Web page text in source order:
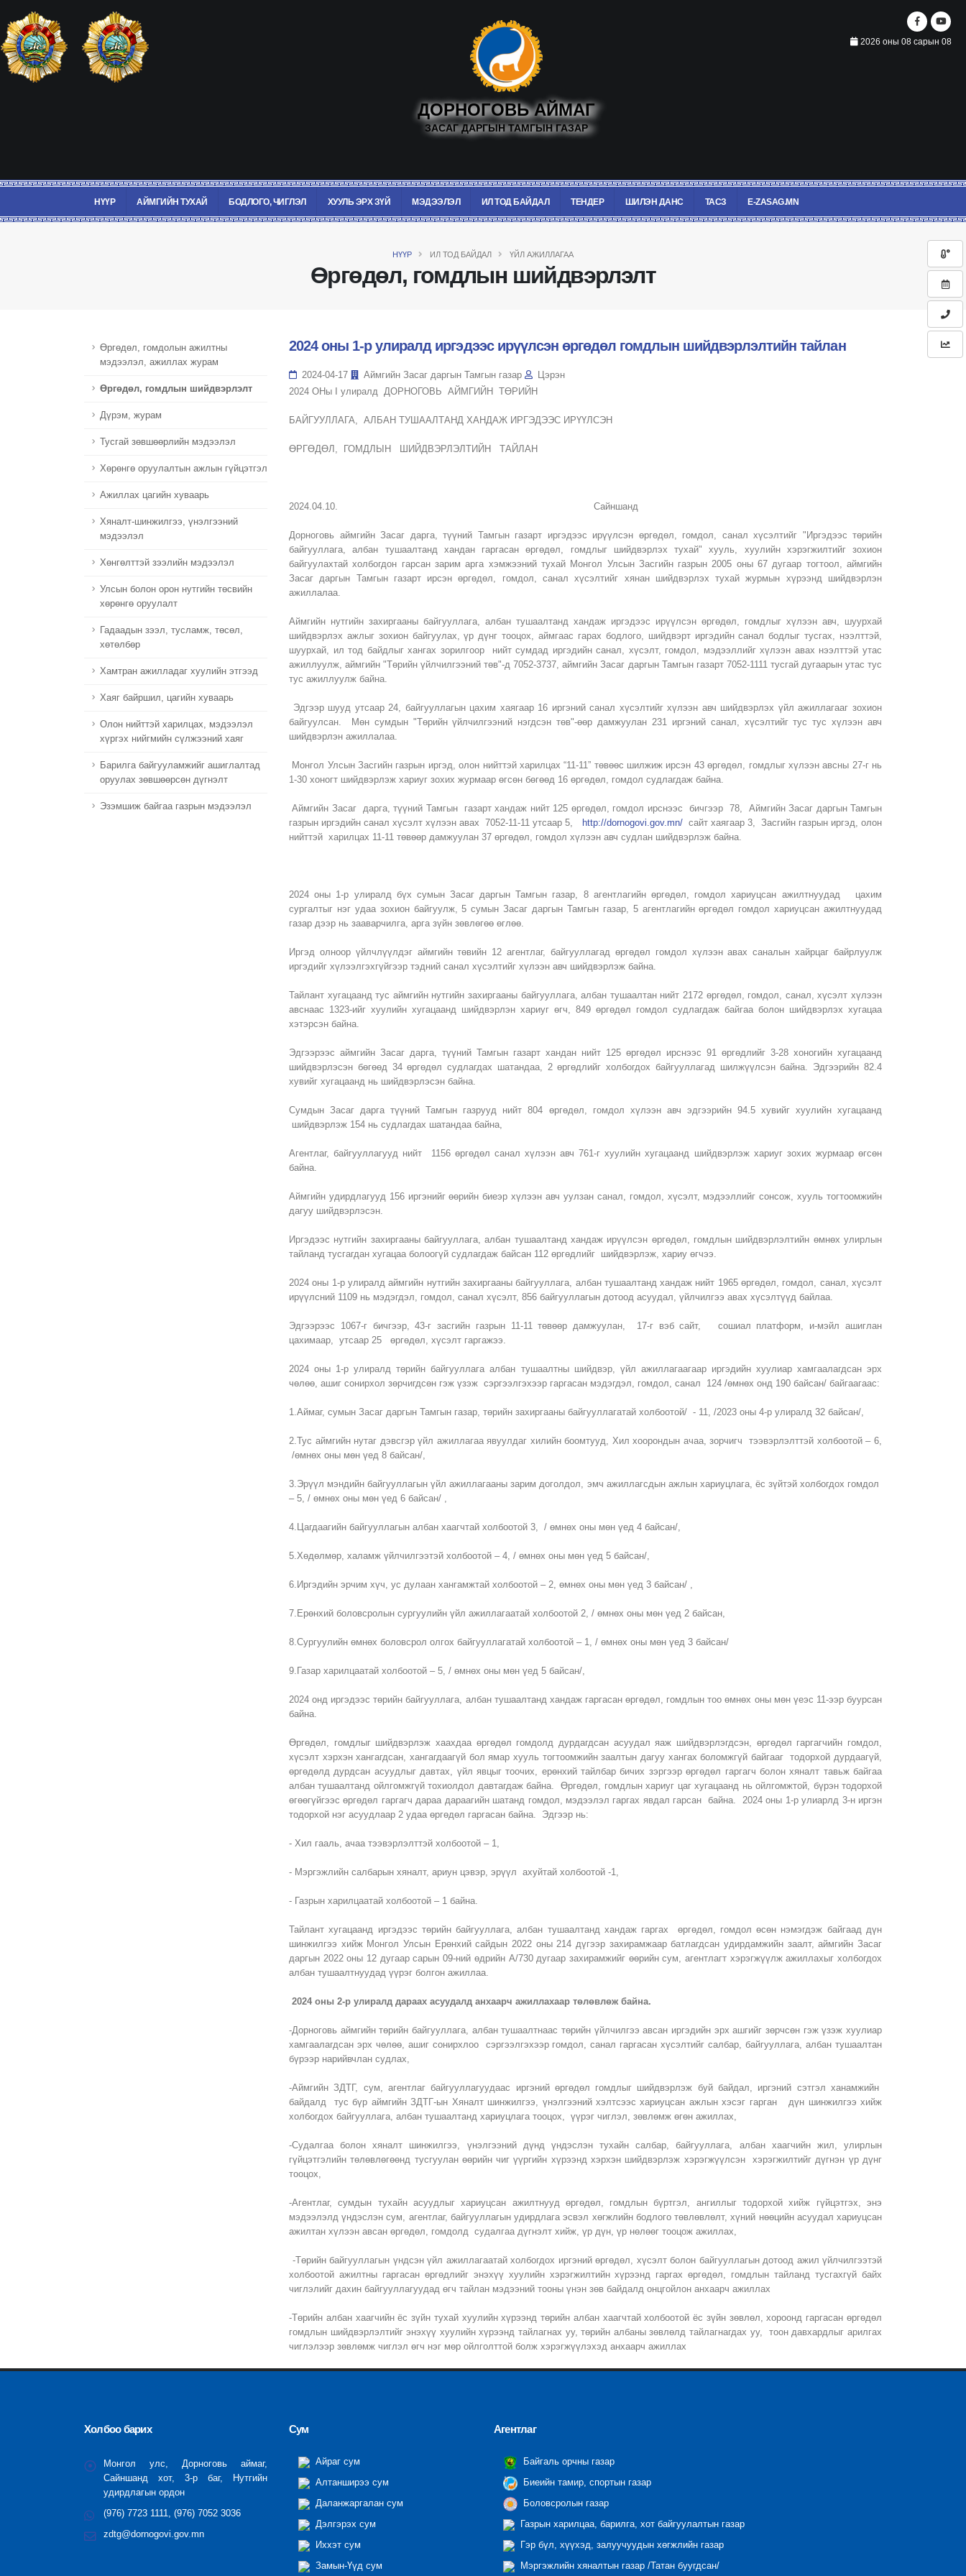
2026 оны 08 сарын 08
ДОРНОГОВЬ АЙМАГ
ЗАСАГ ДАРГЫН ТАМГЫН ГАЗАР
НҮҮР АЙМГИЙН ТУХАЙ БОДЛОГО, ЧИГЛЭЛ ХУУЛЬ ЭРХ ЗҮЙ МЭДЭЭЛЭЛ ИЛ ТОД БАЙДАЛ ТЕНДЕР ШИЛЭН ДАНС ТАСЗ E-ZASAG.MN
НҮҮР ИЛ ТОД БАЙДАЛ ҮЙЛ АЖИЛЛАГАА
Өргөдөл, гомдлын шийдвэрлэлт
Өргөдөл, гомдолын ажилтны
мэдээлэл, ажиллах журам
Өргөдөл, гомдлын шийдвэрлэлт
Дүрэм, журам
Тусгай зөвшөөрлийн мэдээлэл
Хөрөнгө оруулалтын ажлын гүйцэтгэл
Ажиллах цагийн хуваарь
Хяналт-шинжилгээ, үнэлгээний
мэдээлэл
Хөнгөлттэй зээлийн мэдээлэл
Улсын болон орон нутгийн төсвийн
хөрөнгө оруулалт
Гадаадын зээл, тусламж, төсөл,
хөтөлбөр
Хамтран ажилладаг хуулийн этгээд
Хаяг байршил, цагийн хуваарь
Олон нийттэй харилцах, мэдээлэл
хүргэх нийгмийн сүлжээний хаяг
Барилга байгууламжийг ашиглалтад
оруулах зөвшөөрсөн дүгнэлт
Эзэмшиж байгаа газрын мэдээлэл
2024 оны 1-р улиралд иргэдээс ирүүлсэн өргөдөл гомдлын шийдвэрлэлтийн тайлан
2024-04-17 Аймгийн Засаг даргын Тамгын газар Цэрэн
2024 ОНы I улиралд ДОРНОГОВЬ АЙМГИЙН ТӨРИЙН
БАЙГУУЛЛАГА, АЛБАН ТУШААЛТАНД ХАНДАЖ ИРГЭДЭЭС ИРҮҮЛСЭН
ӨРГӨДӨЛ, ГОМДЛЫН ШИЙДВЭРЛЭЛТИЙН ТАЙЛАН
2024.04.10. Сайншанд
Дорноговь аймгийн Засаг дарга, түүний Тамгын газарт иргэдээс ирүүлсэн өргөдөл, гомдол, санал хүсэлтийг "Иргэдээс төрийн
байгууллага, албан тушаалтанд хандан гаргасан өргөдөл, гомдлыг шийдвэрлэх тухай" хууль, хуулийн хэрэгжилтийг зохион
байгуулахтай холбогдон гарсан зарим арга хэмжээний тухай Монгол Улсын Засгийн газрын 2005 оны 67 дугаар тогтоол, аймгийн
Засаг даргын Тамгын газарт ирсэн өргөдөл, гомдол, санал хүсэлтийг хянан шийдвэрлэх тухай журмын хүрээнд шийдвэрлэн
ажиллалаа.
Аймгийн нутгийн захиргааны байгууллага, албан тушаалтанд хандаж иргэдээс ирүүлсэн өргөдөл, гомдлыг хүлээн авч, шуурхай
шийдвэрлэх ажлыг зохион байгуулах, үр дүнг тооцох, аймгаас гарах бодлого, шийдвэрт иргэдийн санал бодлыг тусгах, нээлттэй,
шуурхай, ил тод байдлыг хангах зорилгоор нийт сумдад иргэдийн санал, хүсэлт, гомдол, мэдээллийг хүлээн авах нээлттэй утас
ажиллуулж, аймгийн "Төрийн үйлчилгээний төв"-д 7052-3737, аймгийн Засаг даргын Тамгын газарт 7052-1111 тусгай дугаарын утас тус
тус ажиллуулж байна.
Эдгээр шууд утсаар 24, байгууллагын цахим хаягаар 16 иргэний санал хүсэлтийг хүлээн авч шийдвэрлэх үйл ажиллагааг зохион
байгуулсан. Мөн сумдын "Төрийн үйлчилгээний нэгдсэн төв"-өөр дамжуулан 231 иргэний санал, хүсэлтийг тус тус хүлээн авч
шийдвэрлэн ажиллалаа.
Монгол Улсын Засгийн газрын иргэд, олон нийттэй харилцах “11-11” төвөөс шилжиж ирсэн 43 өргөдөл, гомдлыг хүлээн авсны 27-г нь
1-30 хоногт шийдвэрлэж хариуг зохих журмаар өгсөн бөгөөд 16 өргөдөл, гомдол судлагдаж байна.
Аймгийн Засаг дарга, түүний Тамгын газарт хандаж нийт 125 өргөдөл, гомдол ирснээс бичгээр 78, Аймгийн Засаг даргын Тамгын
газрын иргэдийн санал хүсэлт хүлээн авах 7052-11-11 утсаар 5,
http://dornogovi.gov.mn/сайт хаягаар 3, Засгийн газрын иргэд, олон
нийттэй харилцах 11-11 төвөөр дамжуулан 37 өргөдөл, гомдол хүлээн авч судлан шийдвэрлэж байна.
2024 оны 1-р улиралд бүх сумын Засаг даргын Тамгын газар, 8 агентлагийн өргөдөл, гомдол хариуцсан ажилтнуудад цахим
сургалтыг нэг удаа зохион байгуулж, 5 сумын Засаг даргын Тамгын газар, 5 агентлагийн өргөдөл гомдол хариуцсан ажилтнуудад
газар дээр нь зааварчилга, арга зүйн зөвлөгөө өглөө.
Иргэд олноор үйлчлүүлдэг аймгийн төвийн 12 агентлаг, байгууллагад өргөдөл гомдол хүлээн авах саналын хайрцаг байрлуулж
иргэдийг хүлээлгэхгүйгээр тэдний санал хүсэлтийг хүлээн авч шийдвэрлэж байна.
Тайлант хугацаанд тус аймгийн нутгийн захиргааны байгууллага, албан тушаалтан нийт 2172 өргөдөл, гомдол, санал, хүсэлт хүлээн
авснаас 1323-ийг хуулийн хугацаанд шийдвэрлэн хариуг өгч, 849 өргөдөл гомдол судлагдаж байгаа болон шийдвэрлэх хугацаа
хэтэрсэн байна.
Эдгээрээс аймгийн Засаг дарга, түүний Тамгын газарт хандан нийт 125 өргөдөл ирснээс 91 өргөдлийг 3-28 хоногийн хугацаанд
шийдвэрлэсэн бөгөөд 34 өргөдөл судлагдах шатандаа, 2 өргөдлийг холбогдох байгууллагад шилжүүлсэн байна. Эдгээрийн 82.4
хувийг хугацаанд нь шийдвэрлэсэн байна.
Сумдын Засаг дарга түүний Тамгын газрууд нийт 804 өргөдөл, гомдол хүлээн авч эдгээрийн 94.5 хувийг хуулийн хугацаанд
шийдвэрлэж 154 нь судлагдах шатандаа байна,
Агентлаг, байгууллагууд нийт 1156 өргөдөл санал хүлээн авч 761-г хуулийн хугацаанд шийдвэрлэж хариуг зохих журмаар өгсөн
байна.
Аймгийн удирдлагууд 156 иргэнийг өөрийн биеэр хүлээн авч уулзан санал, гомдол, хүсэлт, мэдээллийг сонсож, хууль тогтоомжийн
дагуу шийдвэрлэсэн.
Иргэдээс нутгийн захиргааны байгууллага, албан тушаалтанд хандаж ирүүлсэн өргөдөл, гомдлын шийдвэрлэлтийн өмнөх улирлын
тайланд тусгагдан хугацаа болоогүй судлагдаж байсан 112 өргөдлийг шийдвэрлэж, хариу өгчээ.
2024 оны 1-р улиралд аймгийн нутгийн захиргааны байгууллага, албан тушаалтанд хандаж нийт 1965 өргөдөл, гомдол, санал, хүсэлт
ирүүлсний 1109 нь мэдэгдэл, гомдол, санал хүсэлт, 856 байгууллагын дотоод асуудал, үйлчилгээ авах хүсэлтүүд байлаа.
Эдгээрээс 1067-г бичгээр, 43-г засгийн газрын 11-11 төвөөр дамжуулан, 17-г вэб сайт, сошиал платформ, и-мэйл ашиглан
цахимаар, утсаар 25 өргөдөл, хүсэлт гаргажээ.
2024 оны 1-р улиралд төрийн байгууллага албан тушаалтны шийдвэр, үйл ажиллагаагаар иргэдийн хуулиар хамгаалагдсан эрх
чөлөө, ашиг сонирхол зөрчигдсөн гэж үзэж сэргээлгэхээр гаргасан мэдэгдэл, гомдол, санал 124 /өмнөх онд 190 байсан/ байгаагаас:
1.Аймаг, сумын Засаг даргын Тамгын газар, төрийн захиргааны байгууллагатай холбоотой/ - 11, /2023 оны 4-р улиралд 32 байсан/,
2.Тус аймгийн нутаг дэвсгэр үйл ажиллагаа явуулдаг хилийн боомтууд, Хил хоорондын ачаа, зорчигч тээвэрлэлттэй холбоотой – 6,
/өмнөх оны мөн үед 8 байсан/,
3.Эрүүл мэндийн байгууллагын үйл ажиллагааны зарим доголдол, эмч ажиллагсдын ажлын хариуцлага, ёс зүйтэй холбогдох гомдол
– 5, / өмнөх оны мөн үед 6 байсан/ ,
4.Цагдаагийн байгууллагын албан хаагчтай холбоотой 3, / өмнөх оны мөн үед 4 байсан/,
5.Хөдөлмөр, халамж үйлчилгээтэй холбоотой – 4, / өмнөх оны мөн үед 5 байсан/,
6.Иргэдийн эрчим хүч, ус дулаан хангамжтай холбоотой – 2, өмнөх оны мөн үед 3 байсан/ ,
7.Ерөнхий боловсролын сургуулийн үйл ажиллагаатай холбоотой 2, / өмнөх оны мөн үед 2 байсан,
8.Сургуулийн өмнөх боловсрол олгох байгууллагатай холбоотой – 1, / өмнөх оны мөн үед 3 байсан/
9.Газар харилцаатай холбоотой – 5, / өмнөх оны мөн үед 5 байсан/,
2024 онд иргэдээс төрийн байгууллага, албан тушаалтанд хандаж гаргасан өргөдөл, гомдлын тоо өмнөх оны мөн үеэс 11-ээр буурсан
байна.
Өргөдөл, гомдлыг шийдвэрлэж хаахдаа өргөдөл гомдолд дурдагдсан асуудал яаж шийдвэрлэгдсэн, өргөдөл гаргагчийн гомдол,
хүсэлт хэрхэн хангагдсан, хангагдаагүй бол ямар хууль тогтоомжийн заалтын дагуу хангах боломжгүй байгааг тодорхой дурдаагүй,
өргөдөлд дурдсан асуудлыг давтах, үйл явцыг тоочих, ерөнхий тайлбар бичих зэргээр өргөдөл гаргагч болон хяналт тавьж байгаа
албан тушаалтанд ойлгомжгүй тохиолдол давтагдаж байна. Өргөдөл, гомдлын хариуг цаг хугацаанд нь ойлгомжтой, бүрэн тодорхой
өгөөгүйгээс өргөдөл гаргагч дараа дараагийн шатанд гомдол, мэдээлэл гаргах явдал гарсан байна. 2024 оны 1-р улиарлд 3-н иргэн
тодорхой нэг асуудлаар 2 удаа өргөдөл гаргасан байна. Эдгээр нь:
- Хил гааль, ачаа тээвэрлэлттэй холбоотой – 1,
- Мэргэжлийн салбарын хяналт, ариун цэвэр, эрүүл ахуйтай холбоотой -1,
- Газрын харилцаатай холбоотой – 1 байна.
Тайлант хугацаанд иргэдээс төрийн байгууллага, албан тушаалтанд хандаж гаргах өргөдөл, гомдол өсөн нэмэгдэж байгаад дүн
шинжилгээ хийж Монгол Улсын Ерөнхий сайдын 2022 оны 214 дүгээр захирамжаар батлагдсан удирдамжийн заалт, аймгийн Засаг
даргын 2022 оны 12 дугаар сарын 09-ний өдрийн А/730 дугаар захирамжийг өөрийн сум, агентлагт хэрэгжүүлж ажиллахыг холбогдох
албан тушаалтнуудад үүрэг болгон ажиллаа.
2024 оны 2-р улиралд дараах асуудалд анхаарч ажиллахаар төлөвлөж байна.
-Дорноговь аймгийн төрийн байгууллага, албан тушаалтнаас төрийн үйлчилгээ авсан иргэдийн эрх ашгийг зөрчсөн гэж үзэж хуулиар
хамгаалагдсан эрх чөлөө, ашиг сонирхлоо сэргээлгэхээр гомдол, санал гаргасан хүсэлтийг салбар, байгууллага, албан тушаалтан
бүрээр нарийвчлан судлах,
-Аймгийн ЗДТГ, сум, агентлаг байгууллагуудаас иргэний өргөдөл гомдлыг шийдвэрлэж буй байдал, иргэний сэтгэл ханамжийн
байдалд тус бүр аймгийн ЗДТГ-ын Хяналт шинжилгээ, үнэлгээний хэлтсээс хариуцсан ажлын хэсэг гарган дүн шинжилгээ хийж
холбогдох байгууллага, албан тушаалтанд хариуцлага тооцох, үүрэг чиглэл, зөвлөмж өгөн ажиллах,
-Судалгаа болон хяналт шинжилгээ, үнэлгээний дүнд үндэслэн тухайн салбар, байгууллага, албан хаагчийн жил, улирлын
гүйцэтгэлийн төлөвлөгөөнд тусгуулан өөрийн чиг үүргийн хүрээнд хэрхэн шийдвэрлэж хэрэгжүүлсэн хэрэгжилтийг дүгнэн үр дүнг
тооцох,
-Агентлаг, сумдын тухайн асуудлыг хариуцсан ажилтнууд өргөдөл, гомдлын бүртгэл, ангиллыг тодорхой хийж гүйцэтгэх, энэ
мэдээлэлд үндэслэн сум, агентлаг, байгууллагын удирдлага эсвэл хөгжлийн бодлого төвлөвлөлт, хүний нөөцийн асуудал хариуцсан
ажилтан хүлээн авсан өргөдөл, гомдолд судалгаа дүгнэлт хийж, үр дүн, үр нөлөөг тооцож ажиллах,
-Төрийн байгууллагын үндсэн үйл ажиллагаатай холбогдох иргэний өргөдөл, хүсэлт болон байгууллагын дотоод ажил үйлчилгээтэй
холбоотой ажилтны гаргасан өргөдлийг энэхүү хуулийн хэрэгжилтийн хүрээнд гаргах өргөдөл, гомдлын тайланд тусгахгүй байх
чиглэлийг дахин байгууллагуудад өгч тайлан мэдээний тооны үнэн зөв байдалд онцгойлон анхаарч ажиллах
-Төрийн албан хаагчийн ёс зүйн тухай хуулийн хүрээнд төрийн албан хаагчтай холбоотой ёс зүйн зөвлөл, хороонд гаргасан өргөдөл
гомдлын шийдвэрлэлтийг энэхүү хуулийн хүрээнд тайлагнах уу, төрийн албаны зөвлөлд тайлагнагдах уу, тоон давхардлыг арилгах
чиглэлээр зөвлөмж чиглэл өгч нэг мөр ойлголттой болж хэрэгжүүлэхэд анхаарч ажиллах
Холбоо барих
Монгол улс, Дорноговь аймаг,
Сайншанд хот, 3-р баг, Нутгийн
удирдлагын ордон
(976) 7723 1111, (976) 7052 3036
zdtg@dornogovi.gov.mn
Сум
Айраг сум
Алтанширээ сум
Даланжаргалан сум
Дэлгэрэх сум
Иххэт сум
Замын-Үүд сум
Агентлаг
Байгаль орчны газар
Биеийн тамир, спортын газар
Боловсролын газар
Газрын харилцаа, барилга, хот байгуулалтын газар
Гэр бүл, хүүхэд, залуучуудын хөгжлийн газар
Мэргэжлийн хяналтын газар /Татан буугдсан/